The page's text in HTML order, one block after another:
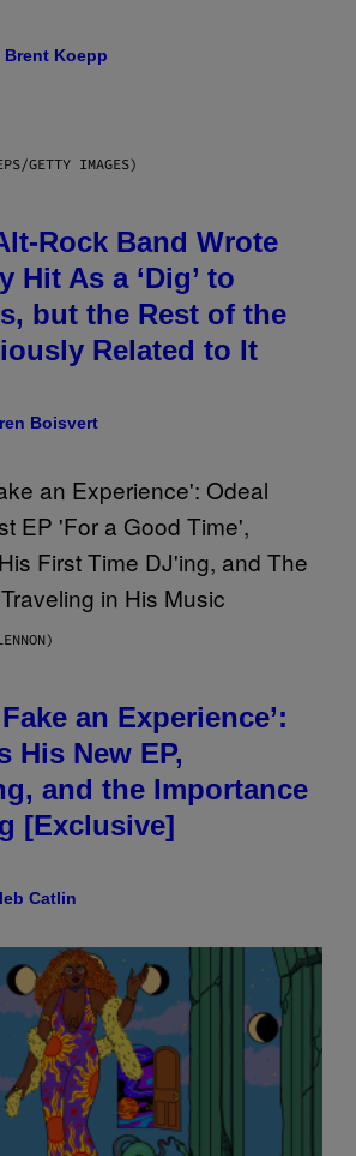
Brent Koepp
GETTY IMAGES)
Rock Band Wrote
Hit As a ‘Dig’ to
but the Rest of the
Related to It
Boisvert
Fake an Experience’:
His New EP,
and the Importance
[Exclusive]
Catlin